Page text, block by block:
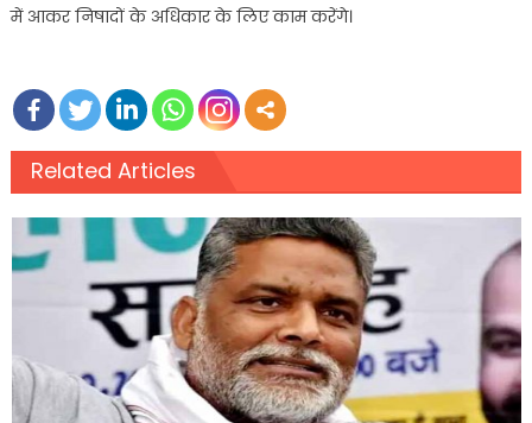
में आकर निषादों के अधिकार के लिए काम करेंगे।
Related Articles